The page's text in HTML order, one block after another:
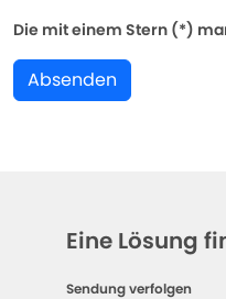
Die mit einem Stern (*)
Absenden
Eine Lösung
Sendung verfolgen